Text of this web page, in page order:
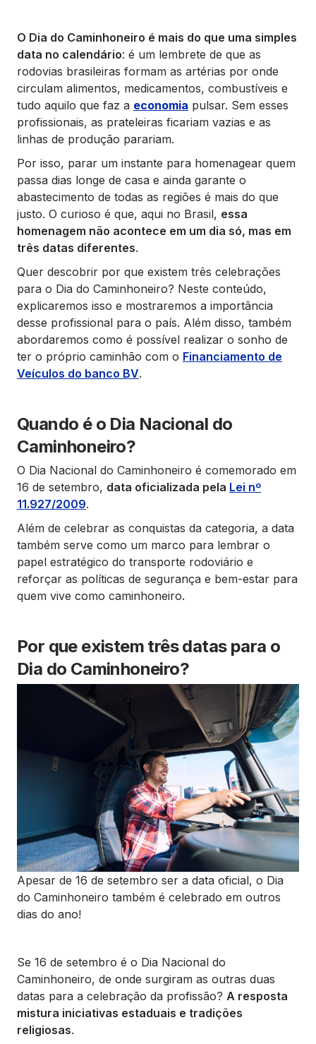
O Dia do Caminhoneiro é mais do que uma simples
data no calendário: é um lembrete de que as
rodovias brasileiras formam as artérias por onde
circulam alimentos, medicamentos, combustíveis e
tudo aquilo que faz a economia pulsar. Sem esses
profissionais, as prateleiras ficariam vazias e as
linhas de produção parariam.
Por isso, parar um instante para homenagear quem
passa dias longe de casa e ainda garante o
abastecimento de todas as regiões é mais do que
justo. O curioso é que, aqui no Brasil, essa
homenagem não acontece em um dia só, mas em
três datas diferentes.
Quer descobrir por que existem três celebrações
para o Dia do Caminhoneiro? Neste conteúdo,
explicaremos isso e mostraremos a importância
desse profissional para o país. Além disso, também
abordaremos como é possível realizar o sonho de
ter o próprio caminhão com o Financiamento de
Veículos do banco BV.
Quando é o Dia Nacional do
Caminhoneiro?
O Dia Nacional do Caminhoneiro é comemorado em
16 de setembro, data oficializada pela Lei nº
11.927/2009.
Além de celebrar as conquistas da categoria, a data
também serve como um marco para lembrar o
papel estratégico do transporte rodoviário e
reforçar as políticas de segurança e bem-estar para
quem vive como caminhoneiro.
Por que existem três datas para o
Dia do Caminhoneiro?
Apesar de 16 de setembro ser a data oficial, o Dia
do Caminhoneiro também é celebrado em outros
dias do ano!
Se 16 de setembro é o Dia Nacional do
Caminhoneiro, de onde surgiram as outras duas
datas para a celebração da profissão? A resposta
mistura iniciativas estaduais e tradições
religiosas.